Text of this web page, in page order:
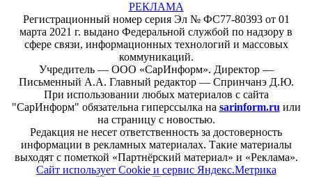
РЕКЛАМА
Регистрационный номер серия Эл № ФС77-80393 от 01
марта 2021 г. выдано Федеральной службой по надзору в
сфере связи, информационных технологий и массовых
коммуникаций.
Учредитель — ООО «СарИнформ». Директор —
Письменный А.А. Главный редактор — Спринчанэ Д.Ю.
При использовании любых материалов с сайта
"СарИнформ" обязательна гиперссылка на sarinform.ru или
на страницу с новостью.
Редакция не несет ответственность за достоверность
информации в рекламных материалах. Такие материалы
выходят с пометкой «Партнёрский материал» и «Реклама».
Сайт использует Cookie и сервиc Яндекс.Метрика